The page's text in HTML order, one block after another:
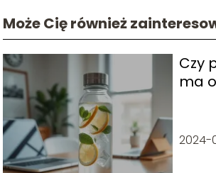
Może Cię również
Czy
ma
2024-